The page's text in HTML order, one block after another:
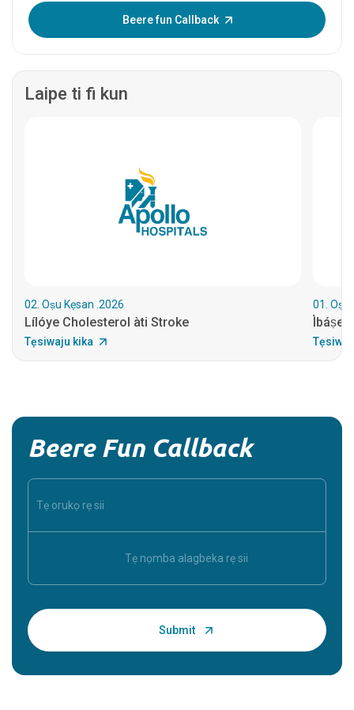
Beere fun Callback
Laipe ti fi kun
02. Oṣu Kẹsan .2026
Lílóye Cholesterol àti Stroke
Tẹsiwaju kika
01. Oṣu
Beere Fun Callback